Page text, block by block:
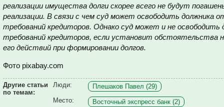
реализации имущества долги скорее всего не будут
реализации. В связи с чем суд может освободить должника
требований кредиторов. Однако суд может и не освободить
требований кредиторов, если установит обстоятельства
его действий при формировании долгов.
Фото pixabay.com
Другие статьи
по темам:
Люди:
Плешаков Павел (29)
Место:
Восточный экспресс банк (2)